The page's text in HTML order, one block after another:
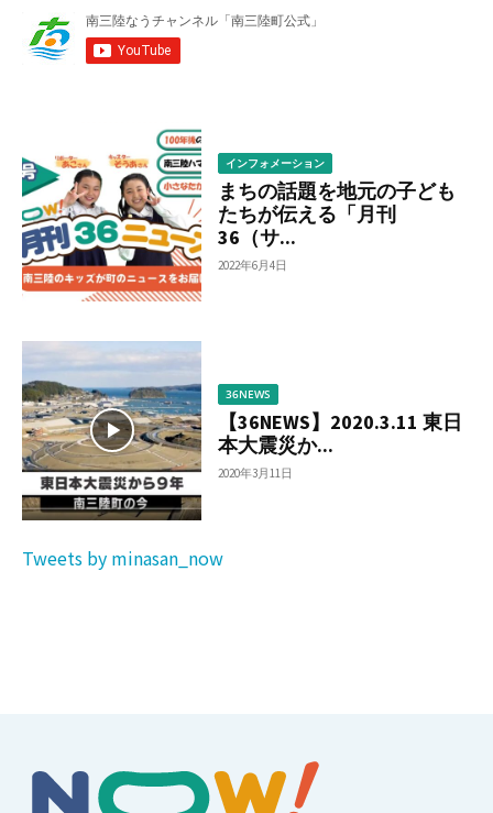
ら
調
インフォメーション
まちの話題を地元の子ども
たちが伝える「月刊
36（サ...
2022年6月4日
36NEWS
【36NEWS】2020.3.11 東日
本大震災か...
2020年3月11日
Tweets by minasan_now